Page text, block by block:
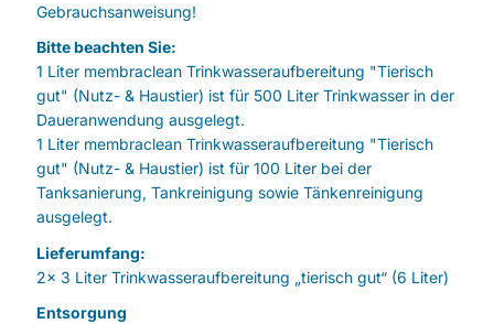
Gebrauchsanweisung!
Bitte beachten Sie:
1 Liter membraclean Trinkwasseraufbereitung "Tierisch
gut" (Nutz- & Haustier) ist für 500 Liter Trinkwasser in der
Daueranwendung ausgelegt.
1 Liter membraclean Trinkwasseraufbereitung "Tierisch
gut" (Nutz- & Haustier) ist für 100 Liter bei der
Tanksanierung, Tankreinigung sowie Tänkenreinigung
ausgelegt.
Lieferumfang:
2x 3 Liter Trinkwasseraufbereitung „tierisch gut“ (6 Liter)
Entsorgung